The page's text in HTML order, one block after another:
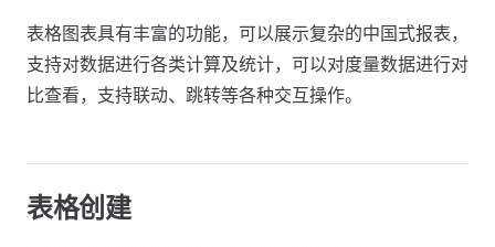
表格图表具有丰富的功能，可以展示复杂的中国式报表，
支持对数据进行各类计算及统计，可以对度量数据进行对
比查看，支持联动、跳转等各种交互操作。
表格创建